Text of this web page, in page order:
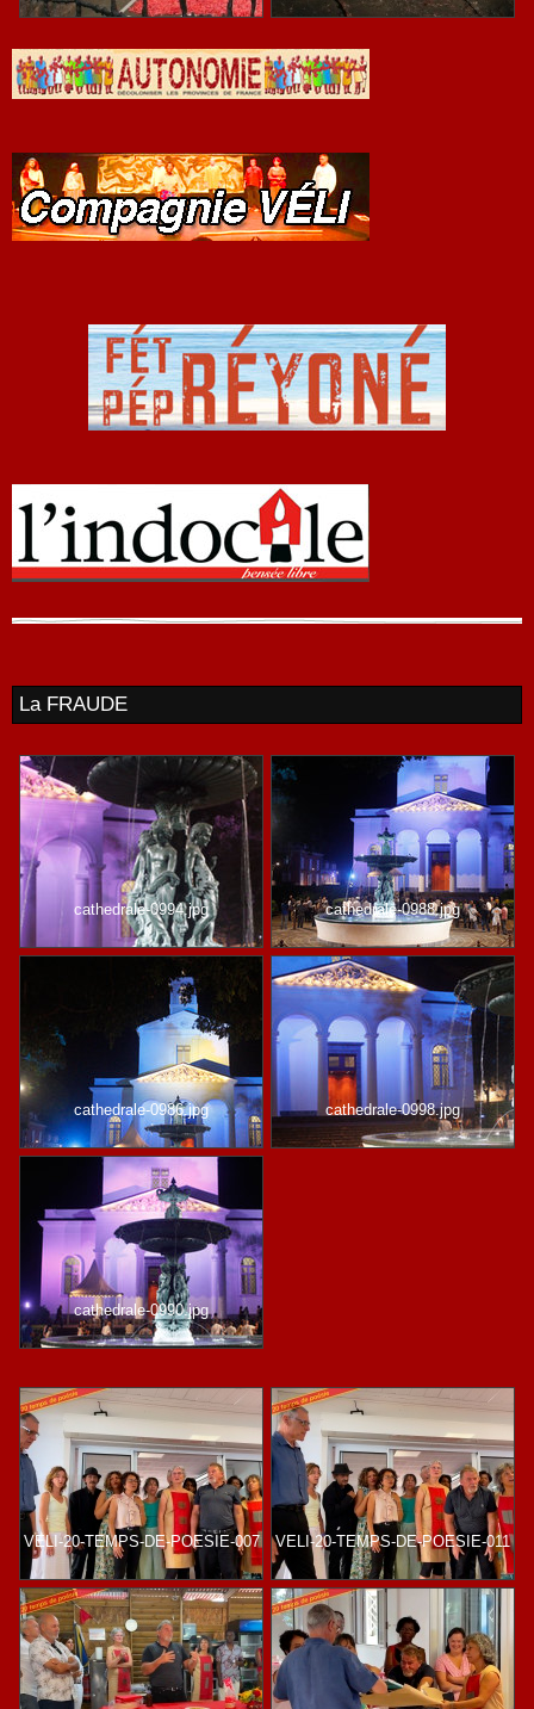
La FRAUDE
cathedrale-0994.jpg cathedrale-0988.jpg
cathedrale-0986.jpg cathedrale-0998.jpg
cathedrale-0990.jpg
VELI-20-TEMPS-DE-POESIE-007 VELI-20-TEMPS-DE-POESIE-011